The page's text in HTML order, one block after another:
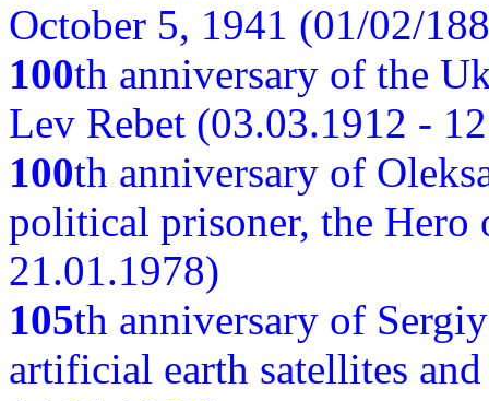
October 5, 1941 (01/02/
100th anniversary of the
Lev Rebet (03.03.1912 -
100th anniversary of
political prisoner, the
21.01.1978)
105th anniversary of
artificial earth satellites